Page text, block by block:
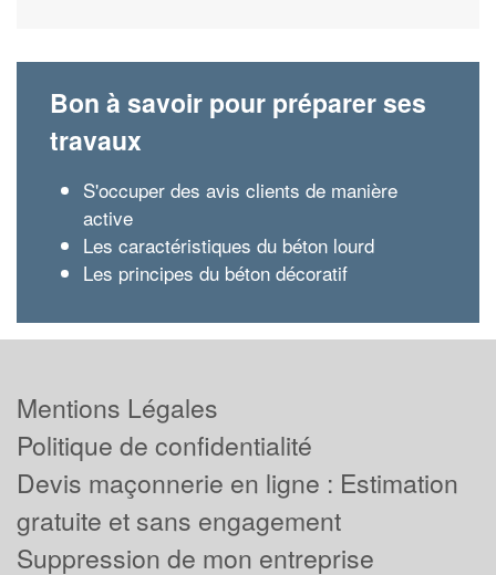
Bon à savoir pour préparer ses
travaux
S'occuper des avis clients de manière
active
Les caractéristiques du béton lourd
Les principes du béton décoratif
Mentions Légales
Politique de confidentialité
Devis maçonnerie en ligne : Estimation
gratuite et sans engagement
Suppression de mon entreprise